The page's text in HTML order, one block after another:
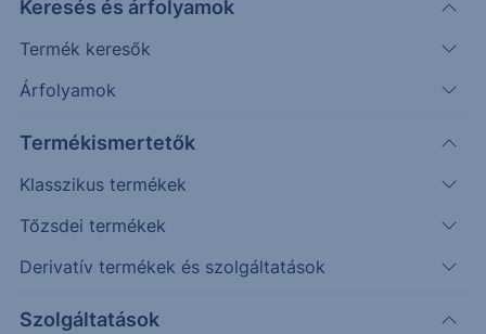
Keresés és árfolyamok
Termék keresők
Árfolyamok
Termékismertetők
Klasszikus termékek
Tőzsdei termékek
Derivatív termékek és szolgáltatások
Szolgáltatások
További információk kérése
Erste Market Pro belépés
2.5000